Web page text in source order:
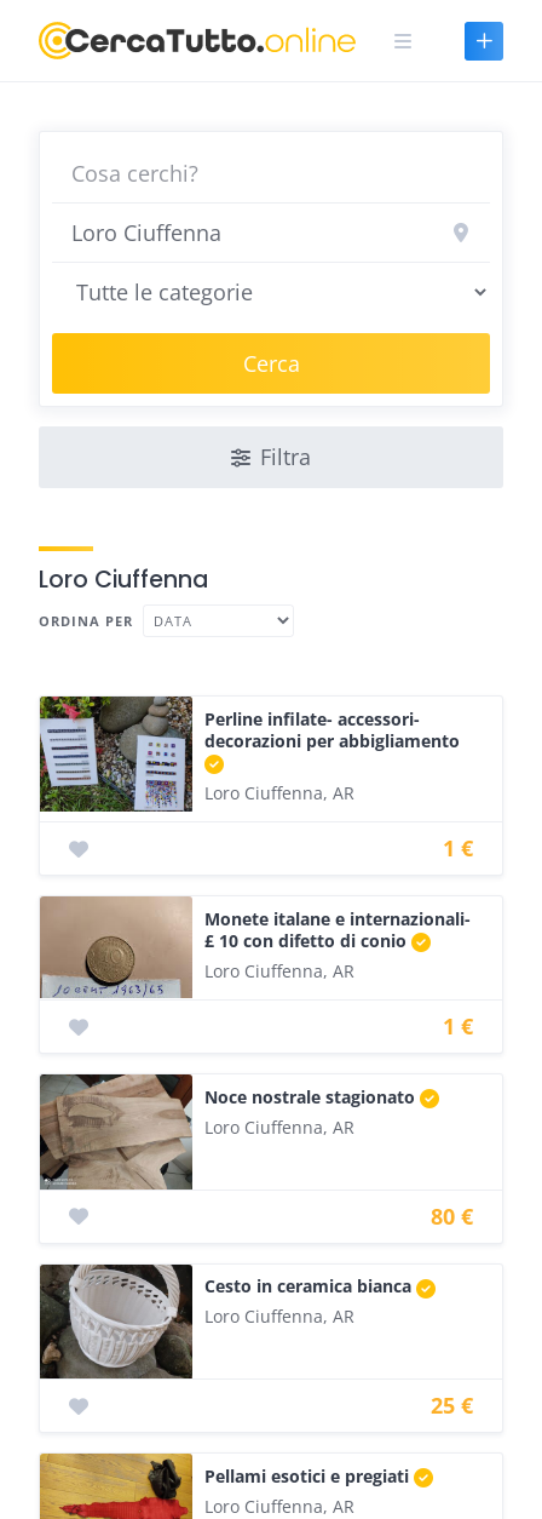
Cerca
Filtra
Loro Ciuffenna
ORDINA PER
Perline infilate- accessori-
decorazioni per abbigliamento
Loro Ciuffenna, AR
1 €
Monete italane e internazionali-
£ 10 con difetto di conio
Loro Ciuffenna, AR
1 €
Noce nostrale stagionato
Loro Ciuffenna, AR
80 €
Cesto in ceramica bianca
Loro Ciuffenna, AR
25 €
Pellami esotici e pregiati
Loro Ciuffenna, AR